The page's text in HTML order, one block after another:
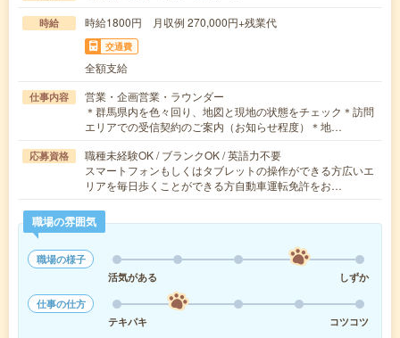
時給 時給1800円 月収例 270,000円+残業代
交通費
全額支給
仕事内容
営業・企画営業・ラウンダー
＊群馬県内を色々回り、地図と現地の状態をチェック＊訪問
エリアでの受信契約のご案内（お知らせ程度）＊地…
応募資格
職種未経験OK / ブランクOK / 英語力不要
スマートフォンもしくはタブレットの操作ができる方広いエ
リアを毎日歩くことができる方自動車運転免許をお…
職場の雰囲気
職場の様子
活気がある
しずか
仕事の仕方
テキパキ
コツコツ